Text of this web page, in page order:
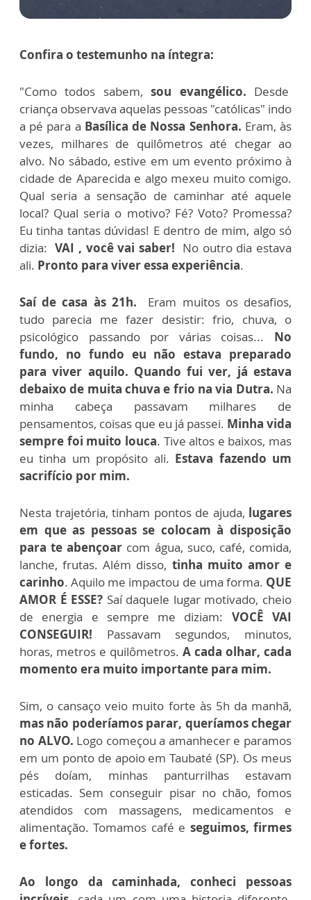
Confira o testemunho na íntegra:
"Como todos sabem,sou evangélico. Desde
criança observava aquelas pessoas "católicas" indo
a pé para a Basílica de Nossa Senhora. Eram, às
vezes, milhares de quilômetros até chegar ao
alvo. No sábado, estive em um evento próximo à
cidade de Aparecida e algo mexeu muito comigo.
Qual seria a sensação de caminhar até aquele
local? Qual seria o motivo? Fé? Voto? Promessa?
Eu tinha tantas dúvidas! E dentro de mim, algo só
dizia:VAI , você vai saber! No outro dia estava
ali. Pronto para viver essa experiência.
Saí de casa às 21h. Eram muitos os desafios,
tudo parecia me fazer desistir: frio, chuva, o
psicológico passando por várias coisas... No
fundo, no fundo eu não estava preparado
para viver aquilo. Quando fui ver, já estava
debaixo de muita chuva e frio na via Dutra. Na
minha cabeça passavam milhares de
pensamentos, coisas que eu já passei. Minha vida
sempre foi muito louca. Tive altos e baixos, mas
eu tinha um propósito ali. Estava fazendo um
sacrifício por mim.
Nesta trajetória, tinham pontos de ajuda, lugares
em que as pessoas se colocam à disposição
para te abençoar com água, suco, café, comida,
lanche, frutas. Além disso, tinha muito amor e
carinho. Aquilo me impactou de uma forma. QUE
AMOR É ESSE? Saí daquele lugar motivado, cheio
de energia e sempre me diziam: VOCÊ VAI
CONSEGUIR! Passavam segundos, minutos,
horas, metros e quilômetros. A cada olhar, cada
momento era muito importante para mim.
Sim, o cansaço veio muito forte às 5h da manhã,
mas não poderíamos parar, queríamos chegar
no ALVO. Logo começou a amanhecer e paramos
em um ponto de apoio em Taubaté (SP). Os meus
pés doíam, minhas panturrilhas estavam
esticadas. Sem conseguir pisar no chão, fomos
atendidos com massagens, medicamentos e
alimentação. Tomamos café e seguimos, firmes
e fortes.
Ao longo da caminhada, conheci pessoas